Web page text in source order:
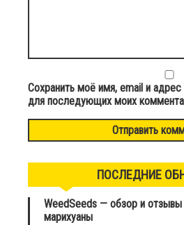
Сохранить моё имя, email и
для последующих моих
ПОСЛЕДНИЕ
WeedSeeds — обзор и отзывы
марихуаны